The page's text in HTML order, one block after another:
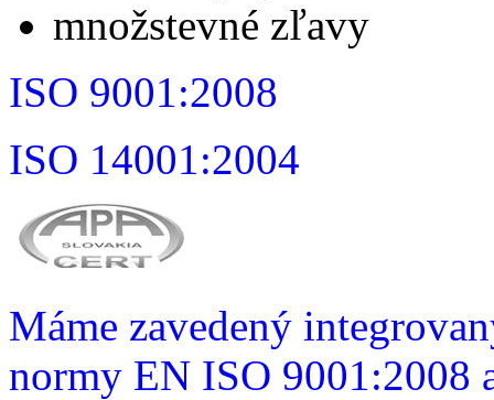
množstevné zľavy
ISO 9001:2008
ISO 14001:2004
Máme zavedený
normy EN ISO 9001:2008